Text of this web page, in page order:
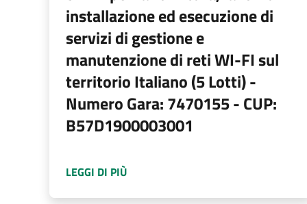
installazione ed esecuzione di
servizi di gestione e
manutenzione di reti WI-FI sul
territorio Italiano (5 Lotti) -
Numero Gara: 7470155 - CUP:
B57D1900003001
LEGGI DI PIÙ